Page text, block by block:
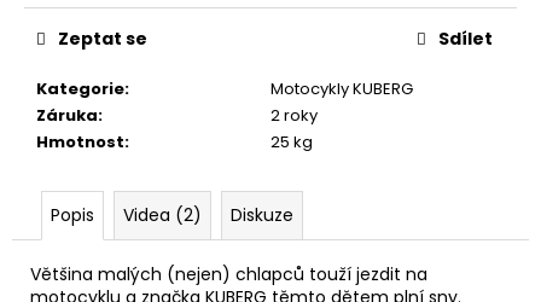
Kategorie:
Motocykly KUBERG
Záruka:
2 roky
Hmotnost: 25 kg
Zeptat se Sdílet
Popis Videa (2) Diskuze
Většina malých (nejen) chlapců touží jezdit na
motocyklu a značka KUBERG těmto dětem plní sny.
SUPER
SOCO
SILNIČNÍ
ELEKTRICKÝ
MOTOCYKL
VMOTO
500